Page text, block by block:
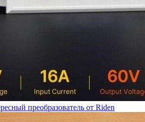
преобразователь от Riden